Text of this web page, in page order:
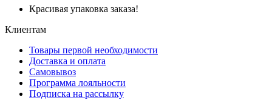
Красивая упаковка заказа!
Клиентам
Товары первой необходимости
Доставка и оплата
Самовывоз
Программа лояльности
Подписка на рассылку